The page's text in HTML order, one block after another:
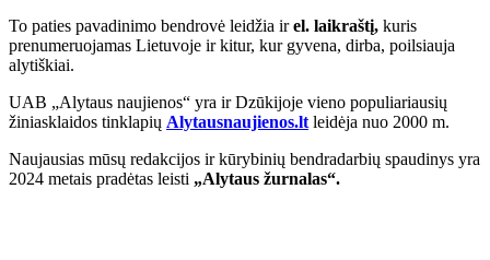
To paties pavadinimo bendrovė leidžia irel. laikraštį, kuris
prenumeruojamas Lietuvoje ir kitur, kur gyvena, dirba, poilsiauja
alytiškiai.
UAB „Alytaus naujienos“ yra ir Dzūkijoje vieno populiariausių
žiniasklaidos tinklapių Alytausnaujienos.lt leidėja nuo 2000 m.
Naujausias mūsų redakcijos ir kūrybinių bendradarbių spaudinys yra
2024 metais pradėtas leisti „Alytaus žurnalas“.